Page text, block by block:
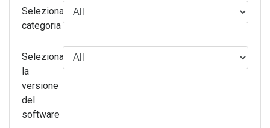
Seleziona
categoria
Seleziona
la
versione
del
software